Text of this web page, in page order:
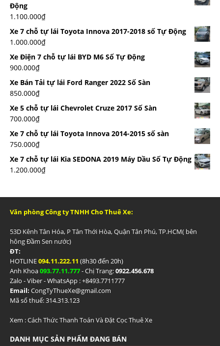
Động
1.100.000₫
Xe 7 chỗ tự lái Toyota Innova 2017-2018 số Tự Động
1.000.000₫
Xe Điện 7 chỗ tự lái BYD M6 Số Tự Động
900.000₫
Xe Bán Tải tự lái Ford Ranger 2022 Số Sàn
850.000₫
Xe 5 chỗ tự lái Chevrolet Cruze 2017 Số Sàn
700.000₫
Xe 7 chỗ tự lái Toyota Innova 2014-2015 số sàn
750.000₫
Xe 7 chỗ tự lái Kia SEDONA 2019 Máy Dầu Số Tự Động
1.200.000₫
Văn phòng Công ty TNHH Cho Thuê Xe:
53D Kênh Tân Hóa, P Tân Thới Hòa, Quận Tân Phú, TP.HCM( bên
hông Đầm Sen nước)
ĐT:
HOTLINE094.11.222.11 (8h30 đến 20h)
Anh Khoa093.77.11.777- Chị Trang:0922.456.678
Zalo - Viber - WhatsApp : +8493.7711777
Email: CongTyThueXe@gmail.com
Mã số thuế: 314.313.123
Xem :Cách Thức Thanh Toán Và Đặt Cọc Thuê Xe
DANH MỤC SẢN PHẨM ĐANG BÁN